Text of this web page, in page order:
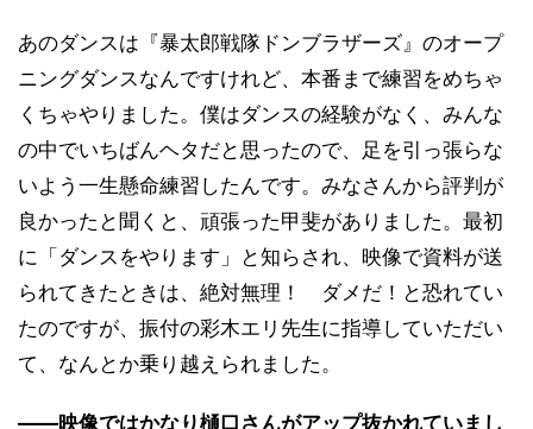
あのダンスは『暴太郎戦隊ドンブラザーズ』のオープ
ニングダンスなんですけれど、本番まで練習をめちゃ
くちゃやりました。僕はダンスの経験がなく、みんな
の中でいちばんヘタだと思ったので、足を引っ張らな
いよう一生懸命練習したんです。みなさんから評判が
良かったと聞くと、頑張った甲斐がありました。最初
に「ダンスをやります」と知らされ、映像で資料が送
られてきたときは、絶対無理！ ダメだ！と恐れてい
たのですが、振付の彩木エリ先生に指導していただい
て、なんとか乗り越えられました。
――映像ではかなり樋口さんがアップ抜かれていまし